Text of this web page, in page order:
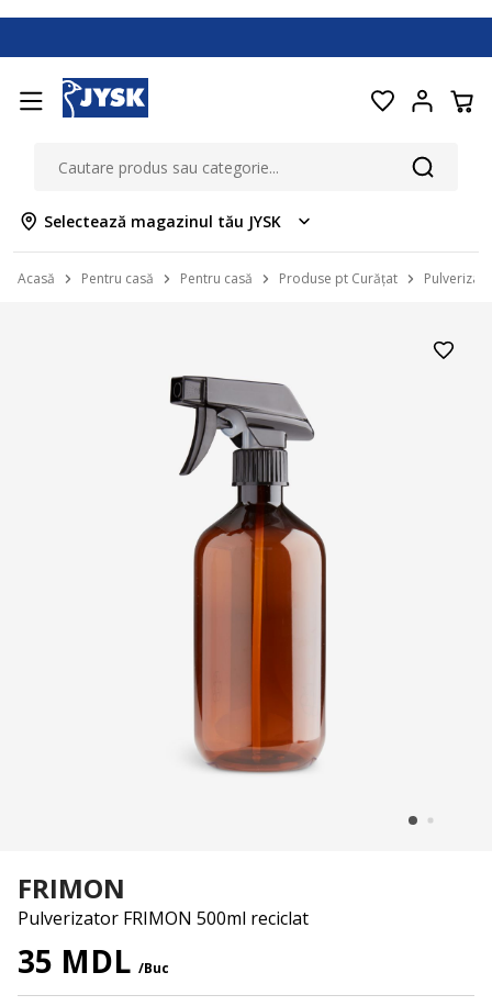
Selectează magazinul tău JYSK
Acasă Pentru casă Pentru casă Produse pt Curățat
FRIMON
Pulverizator FRIMON 500ml reciclat
35 MDL /Buc